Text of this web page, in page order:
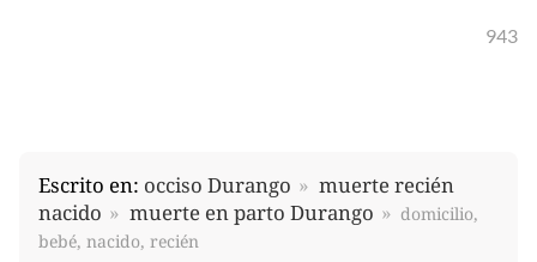
943
Escrito en: occiso Durango
muerte recién
nacido
muerte en parto Durango
domicilio,
bebé, nacido, recién